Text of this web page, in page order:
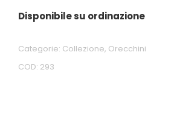
Disponibile su ordinazione
COD: 293
Categorie: Collezione, Orecchini